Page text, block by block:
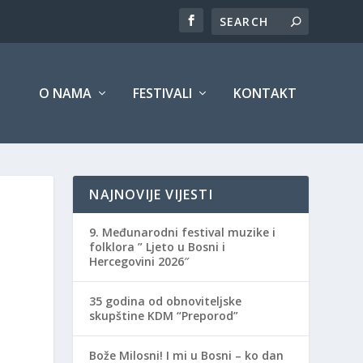
O NAMA FESTIVALI KONTAKT
NAJNOVIJE VIJESTI
9. Međunarodni festival muzike i
folklora ” Ljeto u Bosni i
Hercegovini 2026″
35 godina od obnoviteljske
skupštine KDM “Preporod”
Bože Milosni! I mi u Bosni – ko dan